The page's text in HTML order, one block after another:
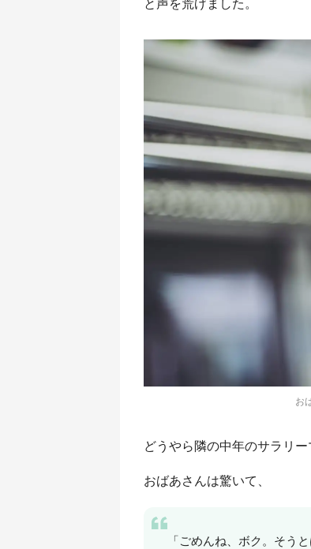
と声を荒げました。
お
どうやら隣の中年のサラリ
おばあさんは驚いて、
「ごめんね、ボク。そう